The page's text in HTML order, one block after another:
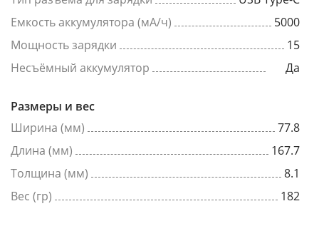
Емкость аккумулятора (мА/ч)
5000
Мощность зарядки
15
Несъёмный аккумулятор
Да
Размеры и вес
Ширина (мм)
77.8
Длина (мм)
167.7
Толщина (мм)
8.1
Вес (гр)
182